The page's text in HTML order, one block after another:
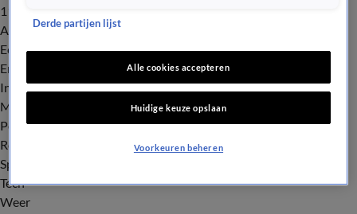
112
Advies & Tips
Economie
Entertainment
Infrastructuur
Milieu en Gezondheid
Politiek
Royalty
Sport
Tech
Weer
Derde partijen lijst
Alle cookies accepteren
Huidige keuze opslaan
Voorkeuren beheren